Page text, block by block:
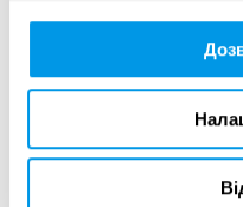
The bribe of 90 000
alcoholic beverage and
special drink in a very
days. Expertly designed